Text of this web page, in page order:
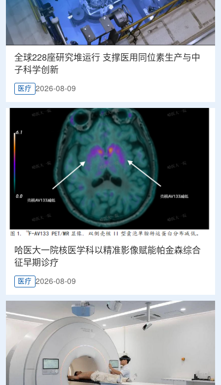
全球228座研究堆运行 支撑医用同位素生产与中
子科学创新
医疗 2026-08-09
哈医大一院核医学科以精准影像赋能帕金森综合
征早期诊疗
医疗 2026-08-09